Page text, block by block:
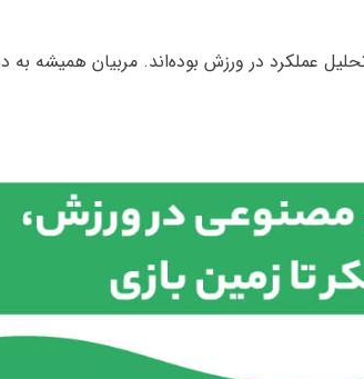
در ورزش بوده‌اند. مربیان همیشه به